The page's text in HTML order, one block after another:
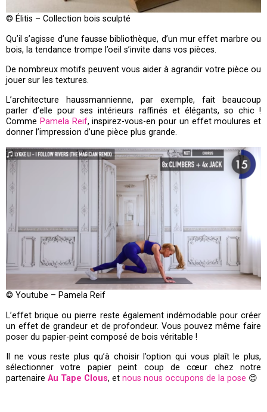
© Élitis – Collection bois sculpté
Qu’il s’agisse d’une fausse bibliothèque, d’un mur effet marbre ou
bois, la tendance trompe l’oeil s’invite dans vos pièces.
De nombreux motifs peuvent vous aider à agrandir votre pièce ou
jouer sur les textures.
L’architecture haussmannienne, par exemple, fait beaucoup
parler d’elle pour ses intérieurs raffinés et élégants, so chic !
Comme Pamela Reif, inspirez-vous-en pour un effet moulures et
donner l’impression d’une pièce plus grande.
© Youtube – Pamela Reif
L’effet brique ou pierre reste également indémodable pour créer
un effet de grandeur et de profondeur. Vous pouvez même faire
poser du papier-peint composé de bois véritable !
Il ne vous reste plus qu’à choisir l’option qui vous plaît le plus,
sélectionner votre papier peint coup de cœur chez notre
partenaire Au Tape Clous, et nous nous occupons de la pose 😊